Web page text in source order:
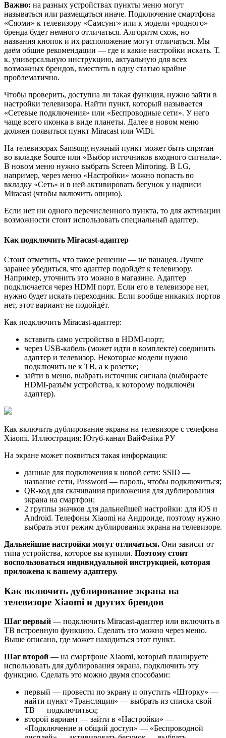
Важно: на разных устройствах пункты меню могут
называться или размещаться иначе. Подключение смартфона
«Сяоми» к телевизору «Самсунг» или к модели «родного»
бренда будет немного отличаться. Алгоритм схож, но
названия кнопок и их расположение могут отличаться. Мы
даём общие рекомендации — где и какие настройки искать. Т.
к. универсальную инструкцию, актуальную для всех
возможных брендов, вместить в одну статью крайне
проблематично.
Чтобы проверить, доступна ли такая функция, нужно зайти в
настройки телевизора. Найти пункт, который называется
«Сетевые подключения» или «Беспроводные сети». У него
чаще всего иконка в виде планеты. Далее в новом меню
должен появиться пункт Miracast или WiDi.
На телевизорах Samsung нужный пункт может быть спрятан
во вкладке Source или «Выбор источников входного сигнала».
В новом меню нужно выбрать Screen Mirroring. В LG,
например, через меню «Настройки» можно попасть во
вкладку «Сеть» и в ней активировать бегунок у надписи
Miracast (чтобы включить опцию).
Если нет ни одного перечисленного пункта, то для активации
возможности стоит использовать специальный адаптер.
Как подключить Miracast-адаптер
Стоит отметить, что такое решение — не панацея. Лучше
заранее убедиться, что адаптер подойдёт к телевизору.
Например, уточнить это можно в магазине. Адаптер
подключается через HDMI порт. Если его в телевизоре нет,
нужно будет искать переходник. Если вообще никаких портов
нет, этот вариант не подойдёт.
Как подключить Miracast-адаптер:
вставить само устройство в HDMI-порт;
через USB-кабель (может идти в комплекте) соединить
адаптер и телевизор. Некоторые модели нужно
подключить не к ТВ, а к розетке;
зайти в меню, выбрать источник сигнала (выбираете
HDMI-разъём устройства, к которому подключён
адаптер).
Как включить дублирование экрана на телевизоре с телефона
Xiaomi. Иллюстрация: Ютуб-канал ВайФайка РУ
На экране может появиться такая информация:
данные для подключения к новой сети: SSID —
название сети, Password — пароль, чтобы подключиться;
QR-код для скачивания приложения для дублирования
экрана на смартфон;
2 группы значков для дальнейшей настройки: для iOS и
Android. Телефоны Xiaomi на Андроиде, поэтому нужно
выбрать этот режим дублирования экрана на телевизоре.
Дальнейшие настройки могут отличаться. Они зависят от
типа устройства, которое вы купили. Поэтому стоит
воспользоваться индивидуальной инструкцией, которая
приложена к вашему адаптеру.
Как включить дублирование экрана на
телевизоре Xiaomi и других брендов
Шаг первый — подключить Miracast-адаптер или включить в
ТВ встроенную функцию. Сделать это можно через меню.
Выше описано, где может находиться этот пункт.
Шаг второй — на смартфоне Xiaomi, который планируете
использовать для дублирования экрана, подключить эту
функцию. Сделать это можно двумя способами:
первый — провести по экрану и опустить «Шторку» —
найти пункт «Трансляция» — выбрать из списка свой
ТВ — подключиться;
второй вариант — зайти в «Настройки» —
«Подключение и общий доступ» — «Беспроводной